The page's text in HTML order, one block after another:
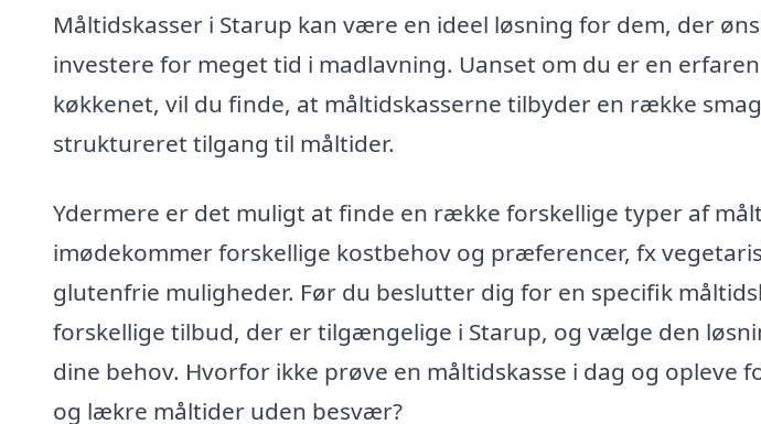
Måltidskasser i Starup kan være en ideel løsning for dem, der
investere for meget tid i madlavning. Uanset om du er en
køkkenet, vil du finde, at måltidskasserne tilbyder en række
struktureret tilgang til måltider.
Ydermere er det muligt at finde en række forskellige typer af
imødekommer forskellige kostbehov og præferencer, fx
glutenfrie muligheder. Før du beslutter dig for en specifik
forskellige tilbud, der er tilgængelige i Starup, og vælge den
dine behov. Hvorfor ikke prøve en måltidskasse i dag og opleve
og lækre måltider uden besvær?